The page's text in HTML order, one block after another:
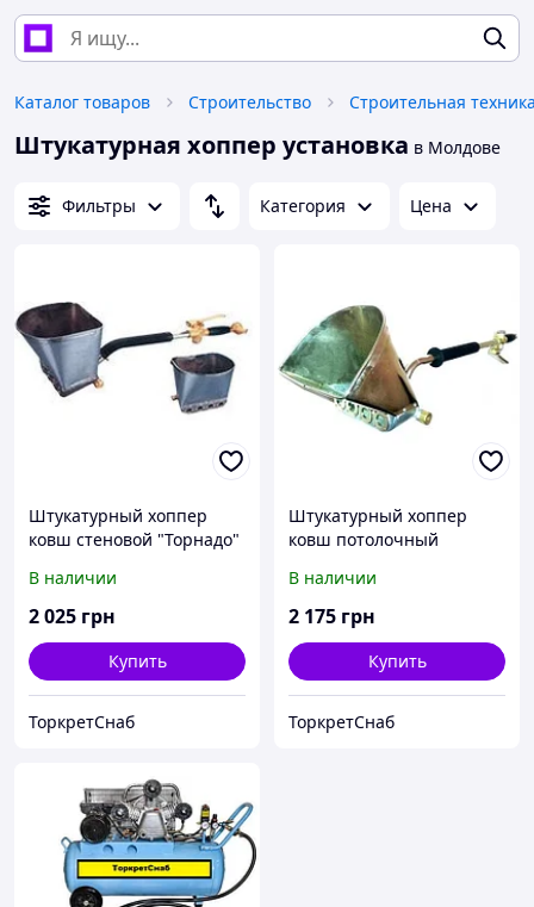
Каталог товаров Строительство
Штукатурная хоппер установка в Молдове
Фильтры Категория Цена
Штукатурный хоппер
ковш стеновой "Торнадо"
В наличии
2 025 грн
Купить
ТоркретСнаб
Штукатурный хоппер
ковш потолочный
В наличии
2 175 грн
Купить
ТоркретСнаб